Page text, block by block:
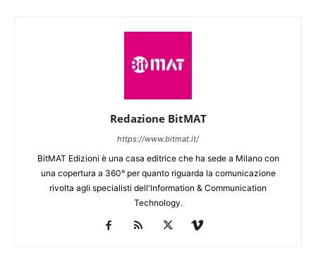
Redazione BitMAT
https://www.bitmat.it/
BitMAT Edizioni è una casa editrice che ha sede a Milano con
una copertura a 360° per quanto riguarda la comunicazione
rivolta agli specialisti dell'lnformation & Communication
Technology.